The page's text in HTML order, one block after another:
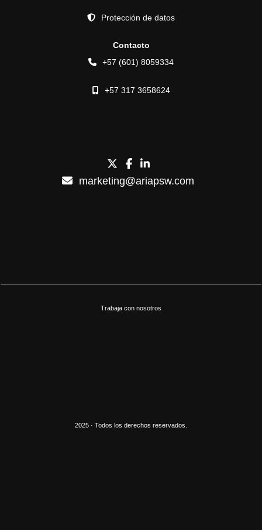
Protección de datos
Contacto
+57 (601) 8059334
+57 317 3658624
marketing@ariapsw.com
Trabaja con nosotros
2025 · Todos los derechos reservados.